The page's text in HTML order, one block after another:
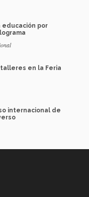
educación por
en la Feria
internacional de